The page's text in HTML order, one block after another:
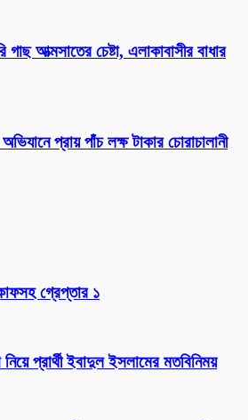
আত্মসাতের চেষ্টা, এলাকাবাসীর বাধার
অভিযানে প্রায় পাঁচ লক্ষ টাকার চোরাচালানী
গ্রেপ্তার ১
প্রার্থী ইবাদুল ইসলামের মতবিনিময়